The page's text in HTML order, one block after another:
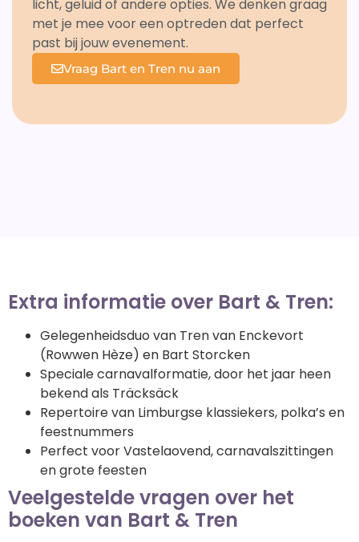
licht, geluid of andere opties. We denken graag
met je mee voor een optreden dat perfect
past bij jouw evenement.
Vraag Bart en Tren nu aan
Extra informatie over Bart & Tren:
Gelegenheidsduo van Tren van Enckevort
(Rowwen Hèze) en Bart Storcken
Speciale carnavalformatie, door het jaar heen
bekend als Träcksäck
Repertoire van Limburgse klassiekers, polka’s en
feestnummers
Perfect voor Vastelaovend, carnavalszittingen
en grote feesten
Veelgestelde vragen over het
boeken van Bart & Tren